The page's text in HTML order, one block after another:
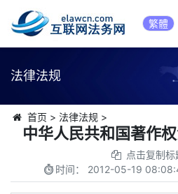
繁體
法律法规
首页 > 法律法规 >
中华人民共和国著作
点击复制
时间： 2012-05-19